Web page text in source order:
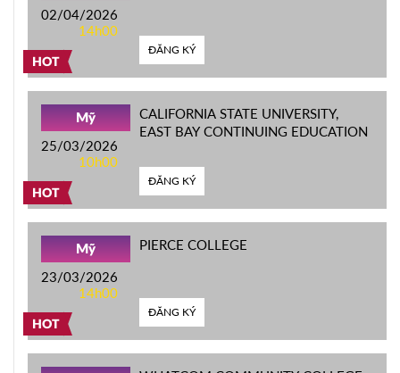
HOT
02/04/2026
14h00
ĐĂNG KÝ
HOT
Mỹ
25/03/2026
10h00
CALIFORNIA STATE UNIVERSITY,
EAST BAY CONTINUING EDUCATION
ĐĂNG KÝ
HOT
Mỹ
23/03/2026
14h00
PIERCE COLLEGE
ĐĂNG KÝ